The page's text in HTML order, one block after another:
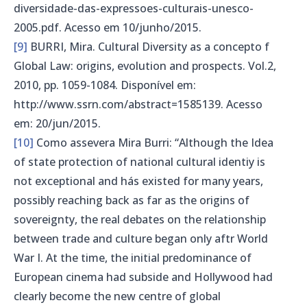
diversidade-das-expressoes-culturais-unesco-
2005.pdf. Acesso em 10/junho/2015.
[9] BURRI, Mira. Cultural Diversity as a concepto f
Global Law: origins, evolution and prospects. Vol.2,
2010, pp. 1059-1084. Disponível em:
http://www.ssrn.com/abstract=1585139. Acesso
em: 20/jun/2015.
[10] Como assevera Mira Burri: “Although the Idea
of state protection of national cultural identiy is
not exceptional and hás existed for many years,
possibly reaching back as far as the origins of
sovereignty, the real debates on the relationship
between trade and culture began only aftr World
War I. At the time, the initial predominance of
European cinema had subside and Hollywood had
clearly become the new centre of global